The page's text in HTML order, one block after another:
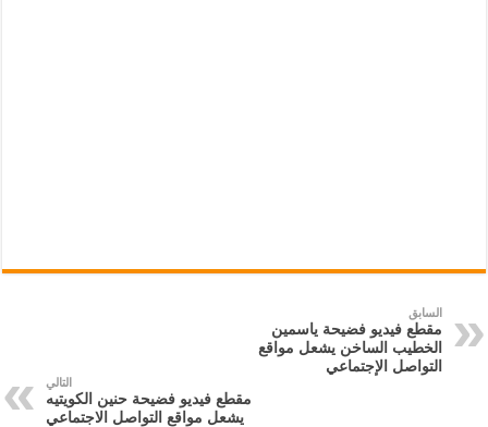
السابق
مقطع فيديو فضيحة ياسمين
الخطيب الساخن يشعل مواقع
التواصل الإجتماعي
التالي
مقطع فيديو فضيحة حنين الكويتيه
يشعل مواقع التواصل الاجتماعي